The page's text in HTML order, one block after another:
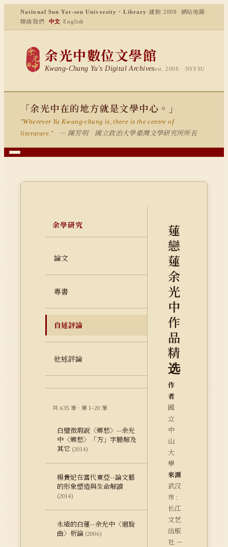
National Sun Yat-sen University · Library ·建館 2008 網站地圖 ·
聯絡我們
中文·English
余光中數位文學館
Kwang-Chung Yu's Digital Archivesest. 2008 · NSYSU
「余光中在的地方就是文學中心。」
"Wherever Yu Kwang-chung is, there is the centre of
literature."
— 陳芳明 國立政治大學臺灣文學研究所所長
余學研究
論文
專書
自述評論
他述評論
共 635 筆 · 第 1–20 筆
白璧微瑕說〈鄉愁〉--余光
中〈鄉愁〉「方」字臆解及
其它 (2014)
楊貴妃在當代東亞--論文藝
的形象塑造與生命解讀
(2014)
永遠的白蓮--余光中〈迴旋
曲〉析論 (2006)
蓮
戀
蓮
余
光
中
作
品
精
选
作
者
國
立
中
山
大
學
來源
武汉
市 :
长江
文艺
出版
社 －